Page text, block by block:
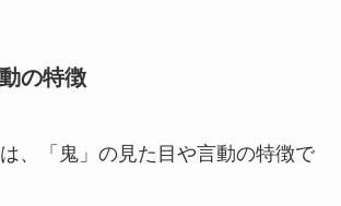
の特徴
、「鬼」の見た目や言動の特徴で